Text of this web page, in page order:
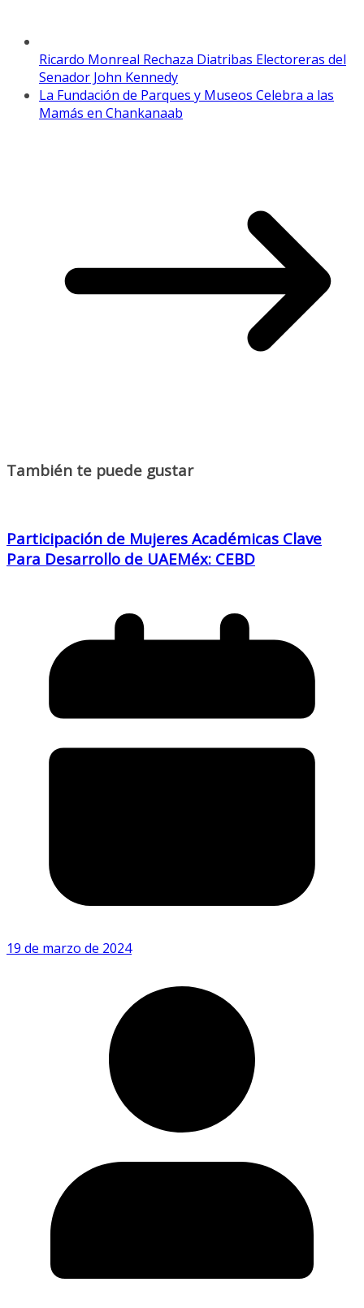
Ricardo Monreal Rechaza Diatribas Electoreras del
Senador John Kennedy
La Fundación de Parques y Museos Celebra a las
Mamás en Chankanaab
También te puede gustar
Participación de Mujeres Académicas Clave
Para Desarrollo de UAEMéx: CEBD
19 de marzo de 2024